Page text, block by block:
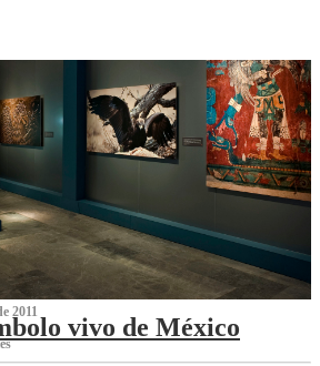
2011
vivo de México